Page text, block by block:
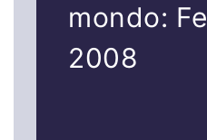
mondo:
2008